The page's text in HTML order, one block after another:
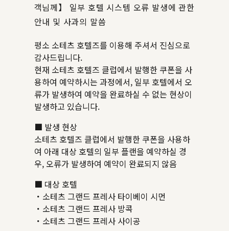
객님께】 일부 호텔 시스템 오류 발생에 관한
안내 및 사과의 말씀
평소 소테츠 호텔즈를 이용해 주셔서 진심으로
감사드립니다.
현재 소테츠 호텔즈 클럽에서 발행한 쿠폰을 사
용하여 예약하시는 과정에서, 일부 호텔에서 오
류가 발생하여 예약을 완료하실 수 없는 현상이
발생하고 있습니다.
■ 발생 현상
소테츠 호텔즈 클럽에서 발행한 쿠폰을 사용하
여 아래 대상 호텔의 일부 플랜을 예약하실 경
우, 오류가 발생하여 예약이 완료되지 않음
■ 대상 호텔
・소테츠 그랜드 프레사 타이베이 시먼
・소테츠 그랜드 프레사 방콕
・소테츠 그랜드 프레사 사이공